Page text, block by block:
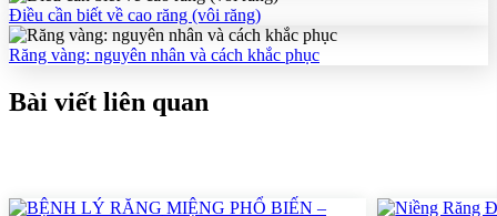
Điều cần biết về cao răng (vôi răng)
Răng vàng: nguyên nhân và cách khắc phục
Bài viết liên quan